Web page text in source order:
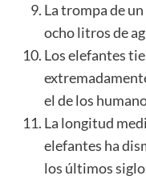
La trompa de
ocho litros de
Los elefantes
el de los
La longitud
elefantes ha
los últimos